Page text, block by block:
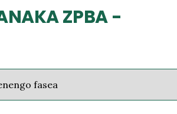
ZPBA -